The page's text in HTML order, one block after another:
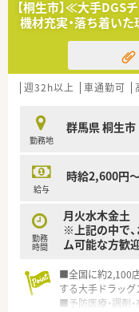
トのポジションも
■在宅や教育等の
とも可能です。
■その他にも、管
域は多種多様です
■在宅実施店舗は
時短勤務ができる
たくさんあります
【桐生市】≪大手
機材充実・落ち着い
週32h以上 車通勤可
勤務地
群馬県 桐生市
給与
時給2,600円
勤務
時間
月火水木金土
※上記の中で
ム可能な方歓
■全国に約2,100
する大手ドラッ
■予防医療・調剤